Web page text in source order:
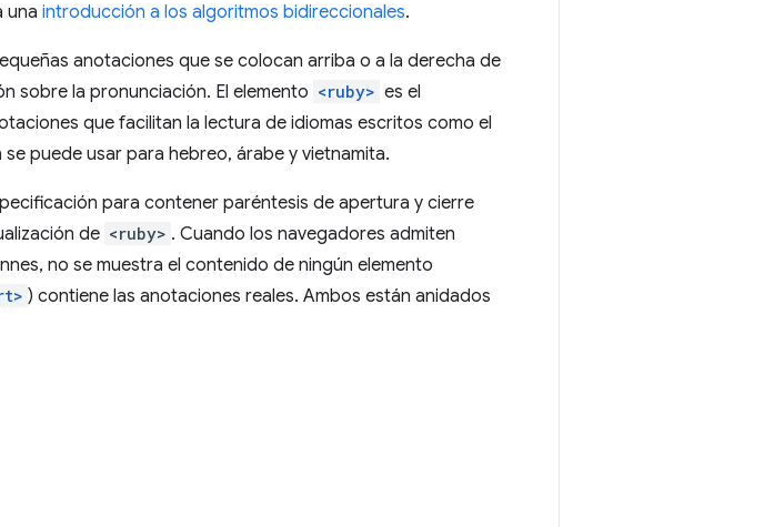
una introducción a los algoritmos bidireccionales.
anotaciones que se colocan arriba o a la derecha de
sobre la pronunciación. El elemento <ruby> es el
que facilitan la lectura de idiomas escritos como el
puede usar para hebreo, árabe y vietnamita.
para contener paréntesis de apertura y cierre
de <ruby> . Cuando los navegadores admiten
no se muestra el contenido de ningún elemento
) contiene las anotaciones reales. Ambos están anidados